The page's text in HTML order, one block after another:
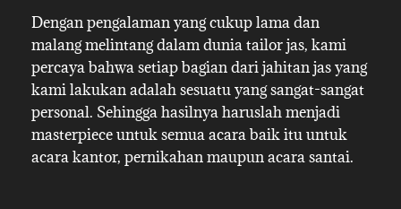
Dengan pengalaman yang cukup lama dan
malang melintang dalam dunia tailor jas, kami
percaya bahwa setiap bagian dari jahitan jas yang
kami lakukan adalah sesuatu yang sangat-sangat
personal. Sehingga hasilnya haruslah menjadi
masterpiece untuk semua acara baik itu untuk
acara kantor, pernikahan maupun acara santai.